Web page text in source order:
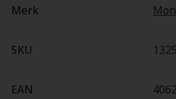
Merk
SKU
EAN